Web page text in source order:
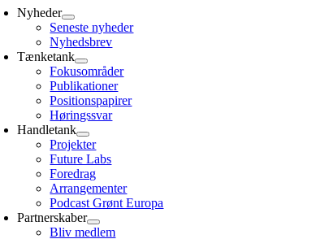
Nyheder
Seneste nyheder
Nyhedsbrev
Tænketank
Fokusområder
Publikationer
Positionspapirer
Høringssvar
Handletank
Projekter
Future Labs
Foredrag
Arrangementer
Podcast Grønt Europa
Partnerskaber
Bliv medlem